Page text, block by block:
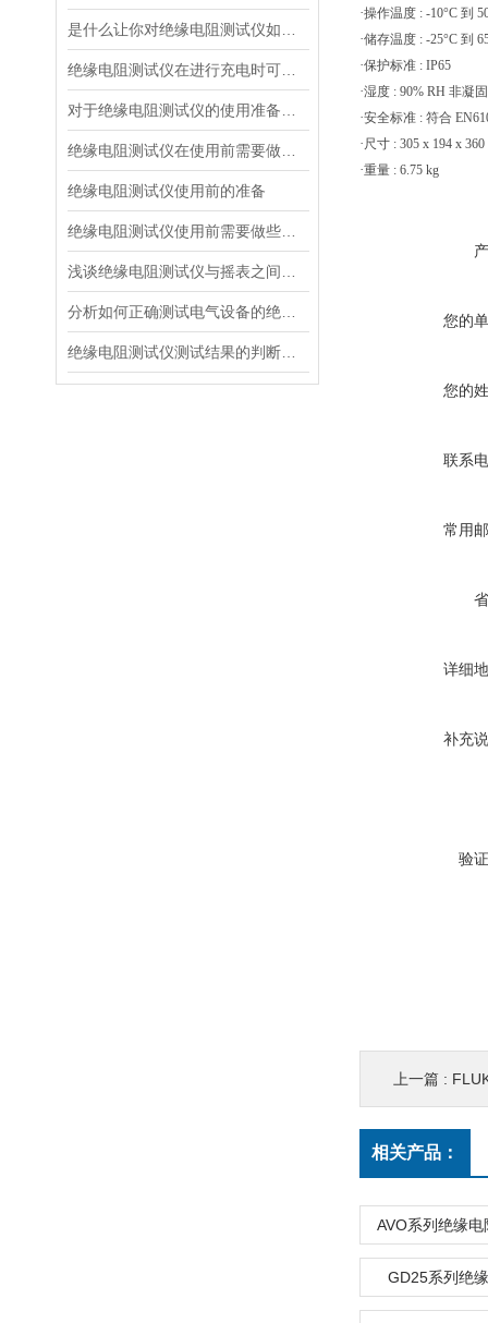
绝缘电阻测试仪使用前的准备
·操作温度 : -10°C 到
·储存温度 : -25°C 到
·保护标准 : IP65
·湿度 : 90% RH 非凝固
·安全标准 : 符合
·尺寸 : 305 x 194 x
·重量 : 6.75 kg
您的
您的
联系
常用
详细
补充
验
上一篇 :
相关产品：
AVO系列绝缘
GD25系列绝